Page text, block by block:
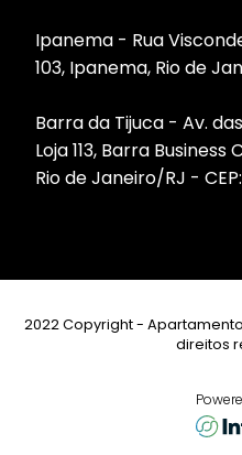
Ipanema - Rua
103, Ipanema, Rio de
Barra da Tijuca - Av.
Loja 113, Barra
Rio de Janeiro/RJ -
2022 Copyright -
direitos